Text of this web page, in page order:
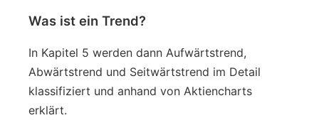
Was ist ein Trend?
In Kapitel 5 werden dann Aufwärtstrend,
Abwärtstrend und Seitwärtstrend im Detail
klassifiziert und anhand von Aktiencharts
erklärt.